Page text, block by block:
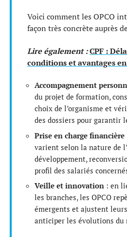
Voici comment les OPCO
façon très concrète auprès
Lire également :CPF :
conditions et avantages
Accompagnement
du projet de formation,
choix de l’organisme et
des dossiers pour garantir
Prise en charge financière
varient selon la nature de
développement,
profil des salariés
Veille et innovation : en
les branches, les OPCO
émergents et ajustent
anticiper les évolutions du